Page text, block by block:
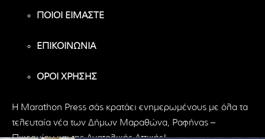
ΠΟΙΟΙ ΕΙΜΑΣΤΕ
ΕΠΙΚΟΙΝΩΝΙΑ
ΟΡΟΙ ΧΡΗΣΗΣ
H Marathon Press σάς κρατάει ενημερωμένους με όλα τα
τελευταία νέα των Δήμων Μαραθώνα, Ραφήνας –